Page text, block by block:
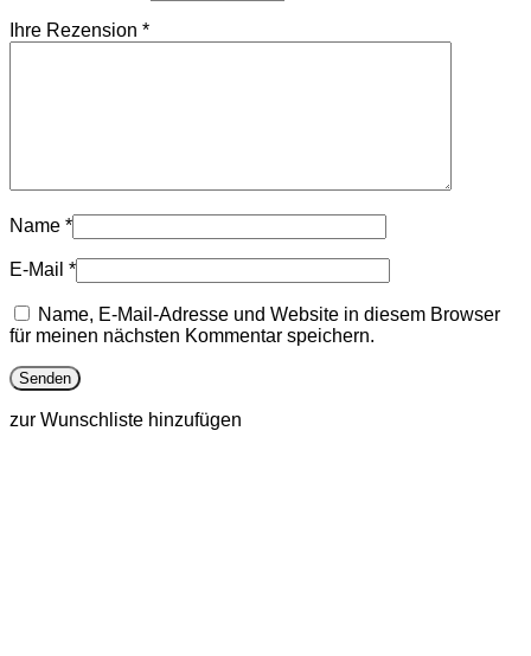
Ihre Rezension *
Name *
E-Mail *
Name, E-Mail-Adresse und Website in diesem Browser
für meinen nächsten Kommentar speichern.
zur Wunschliste hinzufügen